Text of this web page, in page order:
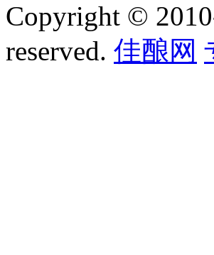
Copyright ©
reserved. 佳酿网